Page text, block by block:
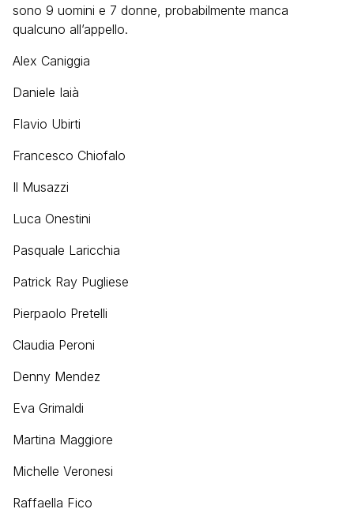
sono 9 uomini e 7 donne, probabilmente manca
qualcuno all’appello.
Alex Caniggia
Daniele Iaià
Flavio Ubirti
Francesco Chiofalo
Il Musazzi
Luca Onestini
Pasquale Laricchia
Patrick Ray Pugliese
Pierpaolo Pretelli
Claudia Peroni
Denny Mendez
Eva Grimaldi
Martina Maggiore
Michelle Veronesi
Raffaella Fico